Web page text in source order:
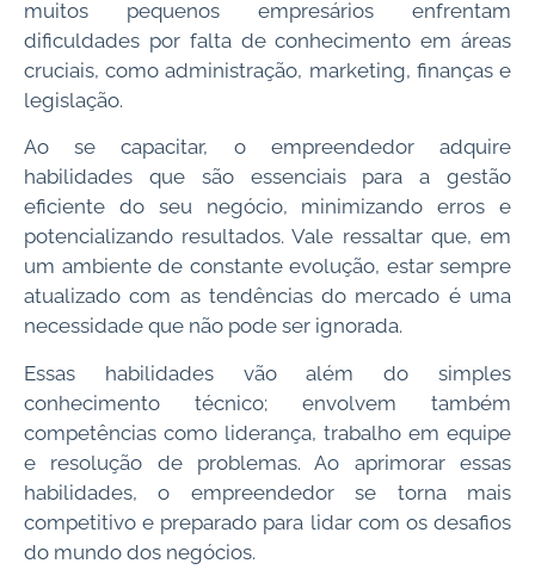
muitos pequenos empresários enfrentam
dificuldades por falta de conhecimento em áreas
cruciais, como administração, marketing, finanças e
legislação.
Ao se capacitar, o empreendedor adquire
habilidades que são essenciais para a gestão
eficiente do seu negócio, minimizando erros e
potencializando resultados. Vale ressaltar que, em
um ambiente de constante evolução, estar sempre
atualizado com as tendências do mercado é uma
necessidade que não pode ser ignorada.
Essas habilidades vão além do simples
conhecimento técnico; envolvem também
competências como liderança, trabalho em equipe
e resolução de problemas. Ao aprimorar essas
habilidades, o empreendedor se torna mais
competitivo e preparado para lidar com os desafios
do mundo dos negócios.